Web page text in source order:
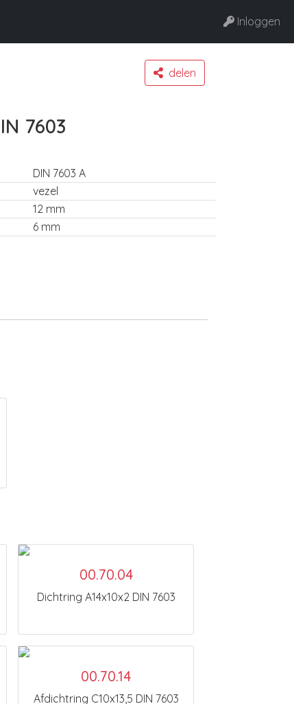
Inloggen
delen
7603
DIN 7603 A
vezel
12 mm
6 mm
00.70.04
Dichtring A14x10x2 DIN 7603
00.70.14
Afdichtring C10x13,5 DIN 7603